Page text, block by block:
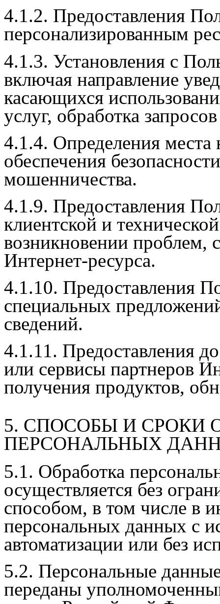
4.1.2. Предоставления
персонализированным
4.1.3. Установления с
включая направление
касающихся
услуг, обработка
4.1.4. Определения места
обеспечения
мошенничества.
4.1.9. Предоставления
клиентской и
возникновении проблем,
Интернет-ресурса.
4.1.10. Предоставления
специальных
сведений.
4.1.11. Предоставления
или сервисы партнеров
получения продуктов,
5. СПОСОБЫ И СРОКИ
ПЕРСОНАЛЬНЫХ
5.1. Обработка
осуществляется без
способом, в том числе в
персональных данных с
автоматизации или без
5.2. Персональные
переданы